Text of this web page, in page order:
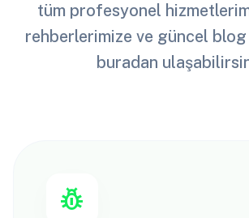
tüm profesyonel
rehberlerimize ve güncel blog
buradan
pest_control